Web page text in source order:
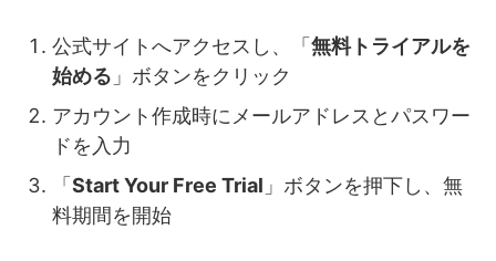
公式サイトへアクセスし、「無料トライアルを
始める 」ボタンをクリック
アカウント作成時にメールアドレスとパスワー
ドを入力
「Start Your Free Trial 」ボタンを押下し、無
料期間を開始